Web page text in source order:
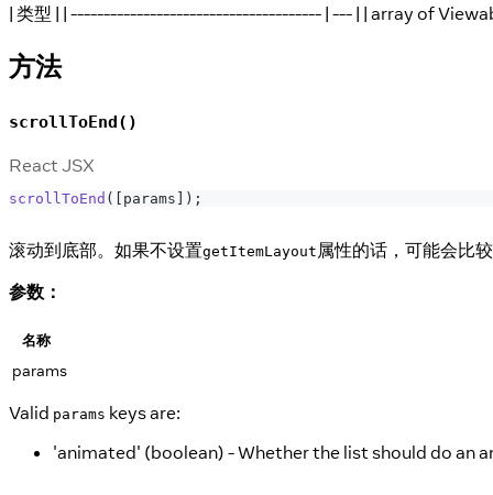
| 类型 | | -------------------------------------- | --- | | array of
方法
scrollToEnd()
React JSX
scrollToEnd ( [ params ] ) ;
滚动到底部。如果不设置getItemLayout 属性的话，可能会比
参数：
名称
params
Valid params keys are:
'animated' (boolean) - Whether the list should do an